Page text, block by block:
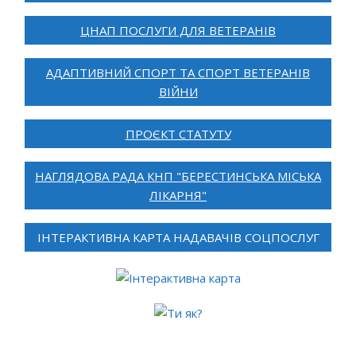
ЦНАП ПОСЛУГИ ДЛЯ ВЕТЕРАНІВ
АДАПТИВНИЙ СПОРТ ТА СПОРТ ВЕТЕРАНІВ
ВІЙНИ
ПРОЄКТ СТАТУТУ
НАГЛЯДОВА РАДА КНП "БЕРЕСТИНСЬКА МІСЬКА
ЛІКАРНЯ"
ІНТЕРАКТИВНА КАРТА НАДАВАЧІВ СОЦПОСЛУГ